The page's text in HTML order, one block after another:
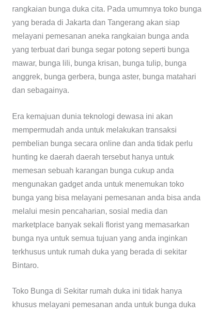
rangkaian bunga duka cita. Pada umumnya toko bunga
yang berada di Jakarta dan Tangerang akan siap
melayani pemesanan aneka rangkaian bunga anda
yang terbuat dari bunga segar potong seperti bunga
mawar, bunga lili, bunga krisan, bunga tulip, bunga
anggrek, bunga gerbera, bunga aster, bunga matahari
dan sebagainya.
Era kemajuan dunia teknologi dewasa ini akan
mempermudah anda untuk melakukan transaksi
pembelian bunga secara online dan anda tidak perlu
hunting ke daerah daerah tersebut hanya untuk
memesan sebuah karangan bunga cukup anda
mengunakan gadget anda untuk menemukan toko
bunga yang bisa melayani pemesanan anda bisa anda
melalui mesin pencaharian, sosial media dan
marketplace banyak sekali florist yang memasarkan
bunga nya untuk semua tujuan yang anda inginkan
terkhusus untuk rumah duka yang berada di sekitar
Bintaro.
Toko Bunga di Sekitar rumah duka ini tidak hanya
khusus melayani pemesanan anda untuk bunga duka